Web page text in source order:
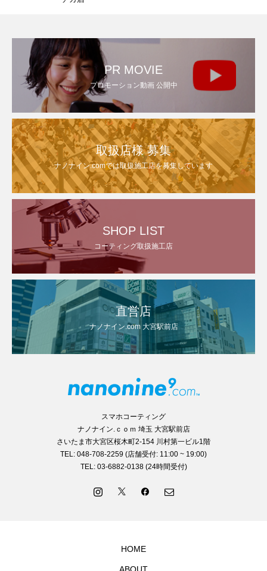
PR MOVIE
プロモーション動画 公開中
取扱店様 募集
ナノナイン.comでは取扱施工店を募集しています
SHOP LIST
コーティング取扱施工店
直営店
ナノナイン.com 大宮駅前店
スマホコーティング
ナノナイン.ｃｏｍ 埼玉 大宮駅前店
さいたま市大宮区桜木町2-154 川村第一ビル1階
TEL: 048-708-2259 (店舗受付: 11:00 ~ 19:00)
TEL: 03-6882-0138 (24時間受付)
HOME